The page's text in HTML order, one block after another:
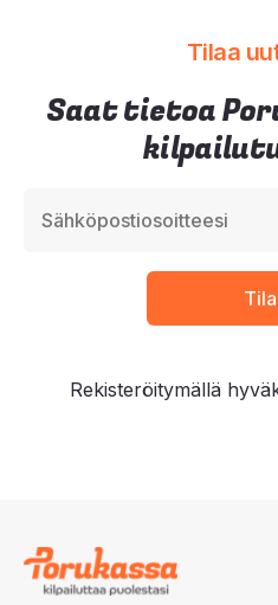
Tilaa
Saat tietoa
Rekisteröitymällä